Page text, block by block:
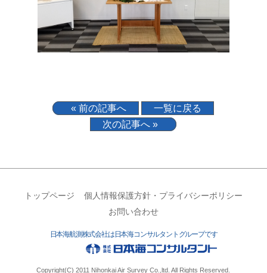
« 前の記事へ
一覧に戻る
次の記事へ »
トップページ
個人情報保護方針・プライバシーポリシー
お問い合わせ
日本海航測株式会社は日本海コンサルタントグループです
Copyright(C) 2011 Nihonkai Air Survey Co.,ltd. All Rights Reserved.